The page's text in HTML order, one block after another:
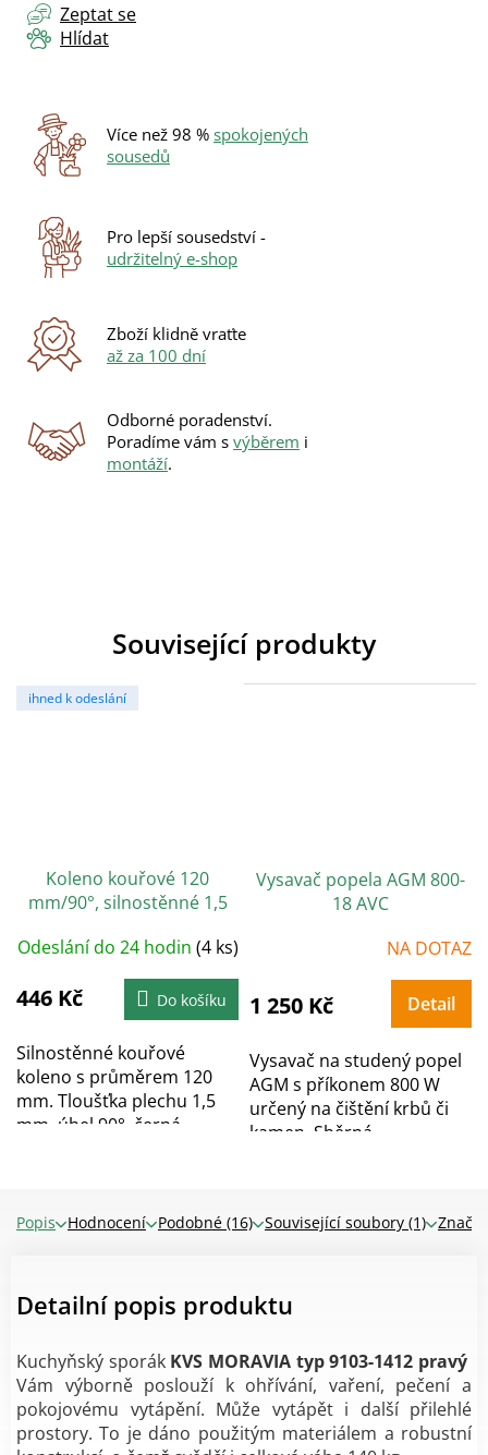
Zeptat se
Hlídat
Více než 98 % spokojených
sousedů
Pro lepší sousedství -
udržitelný e-shop
Zboží klidně vraťte
až za 100 dní
Odborné poradenství.
Poradíme vám s výběrem i
montáží.
Související produkty
ihned k odeslání
Koleno kouřové 120
mm/90°, silnostěnné 1,5
Odeslání do 24 hodin (4 ks)
446 Kč Do košíku
Silnostěnné kouřové
koleno s průměrem 120
mm. Tloušťka plechu 1,5
mm, úhel 90°, černá...
Vysavač popela AGM 800-
18 AVC
NA DOTAZ
1 250 Kč Detail
Vysavač na studený popel
AGM s příkonem 800 W
určený na čištění krbů či
kamen. Sběrná...
Popis Podobné (16) Související soubory (1)
Hodnocení Značka
Detailní popis produktu
Kuchyňský sporákKVS MORAVIA typ 9103-1412 pravý
Vám výborně poslouží k ohřívání, vaření, pečení a
pokojovému vytápění. Může vytápět i další přilehlé
prostory. To je dáno použitým materiálem a robustní